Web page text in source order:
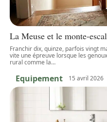
La Meuse et le monte-
Franchir dix, quinze, parfois vingt
vite une épreuve lorsque les
rural comme la…
Equipement 15 avril 2026